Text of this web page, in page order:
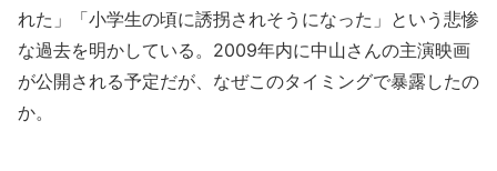
れた」「小学生の頃に誘拐されそうになった」という悲惨
な過去を明かしている。2009年内に中山さんの主演映画
が公開される予定だが、なぜこのタイミングで暴露したの
か。